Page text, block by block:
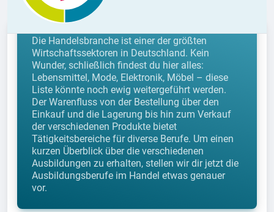
Berufe im Handel
Die Handelsbranche ist einer der größten
Wirtschaftssektoren in Deutschland. Kein
Wunder, schließlich findest du hier alles:
Lebensmittel, Mode, Elektronik, Möbel – diese
Liste könnte noch ewig weitergeführt werden.
Der Warenfluss von der Bestellung über den
Einkauf und die Lagerung bis hin zum Verkauf
der verschiedenen Produkte bietet
Tätigkeitsbereiche für diverse Berufe. Um einen
kurzen Überblick über die verschiedenen
Ausbildungen zu erhalten, stellen wir dir jetzt die
Ausbildungsberufe im Handel etwas genauer
vor.